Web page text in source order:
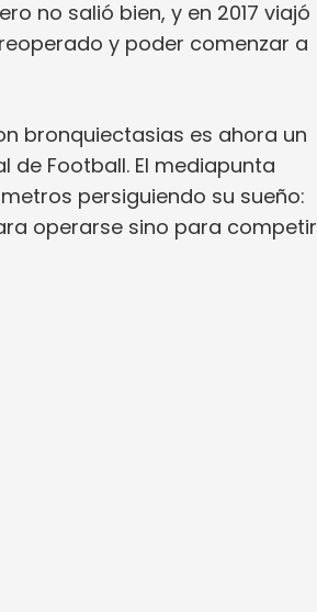
no salió bien, y en 2017 viajó
y poder comenzar a
bronquiectasias es ahora un
de Football. El mediapunta
persiguiendo su sueño:
operarse sino para competir